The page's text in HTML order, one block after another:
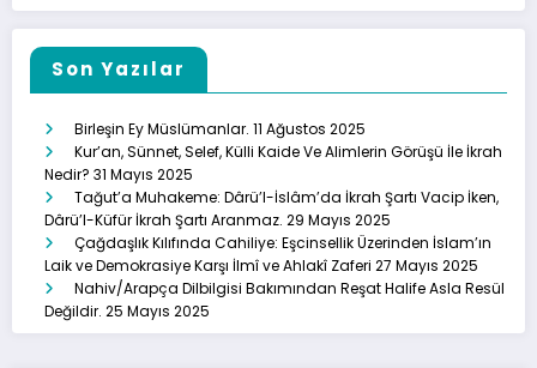
Son Yazılar
Birleşin Ey Müslümanlar. 11 Ağustos 2025
Kur’an, Sünnet, Selef, Külli Kaide Ve Alimlerin Görüşü İle İkrah
Nedir? 31 Mayıs 2025
Tağut’a Muhakeme: Dârü’l-İslâm’da İkrah Şartı Vacip İken,
Dârü’l-Küfür İkrah Şartı Aranmaz. 29 Mayıs 2025
Çağdaşlık Kılıfında Cahiliye: Eşcinsellik Üzerinden İslam’ın
Laik ve Demokrasiye Karşı İlmî ve Ahlakî Zaferi 27 Mayıs 2025
Nahiv/Arapça Dilbilgisi Bakımından Reşat Halife Asla Resül
Değildir. 25 Mayıs 2025